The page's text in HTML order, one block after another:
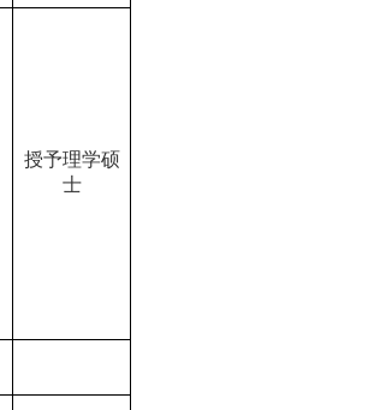
授予理学硕
士